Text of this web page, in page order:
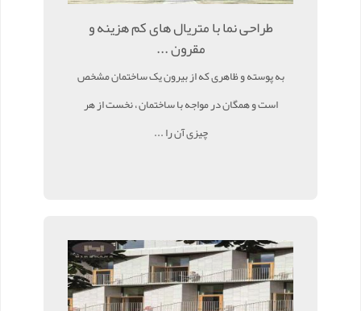
طراحی نما با متریال های کم هزینه و
مقرون ...
به پوسته و ظاهری که از بیرون یک ساختمان مشخص
است و همگان در مواجه با ساختمان ، نخست از هر
چیزی آن را ...